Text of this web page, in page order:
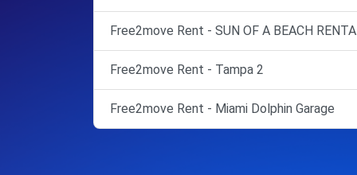
Free2move Rent - SUN OF A BEACH
Free2move Rent - Tampa 2
Free2move Rent - Miami Dolphin Garage